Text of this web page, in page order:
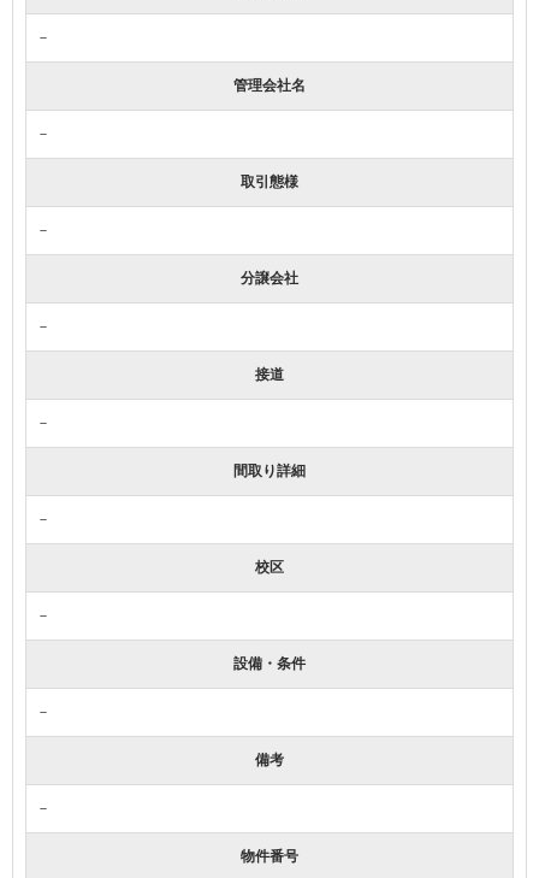
－
管理会社名
－
取引態様
－
分譲会社
－
接道
－
間取り詳細
－
校区
－
設備・条件
－
備考
－
物件番号